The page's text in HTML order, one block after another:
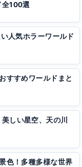
全100選
人気ホラーワールド
すすめワールドまと
しい星空、天の川
色！多種多様な世界